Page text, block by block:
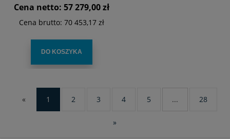
Cena netto: 57 279,00 zł
Cena brutto: 70 453,17 zł
DO KOSZYKA
« 1 2 3 4 5 ... 28
»